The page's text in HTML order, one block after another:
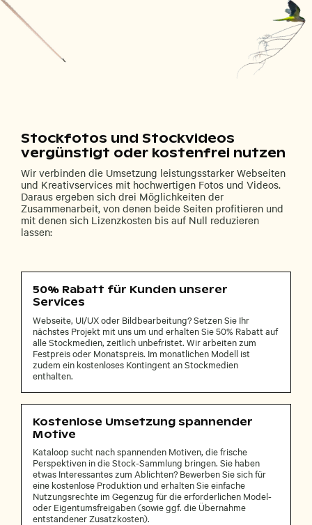
Stockfotos und Stockvideos
vergünstigt oder kostenfrei nutzen
Wir verbinden die Umsetzung leistungsstarker Webseiten
und Kreativservices mit hochwertigen Fotos und Videos.
Daraus ergeben sich drei Möglichkeiten der
Zusammenarbeit, von denen beide Seiten profitieren und
mit denen sich Lizenzkosten bis auf Null reduzieren
lassen:
50% Rabatt für Kunden unserer
Services
Webseite, UI/UX oder Bildbearbeitung? Setzen Sie Ihr
nächstes Projekt mit uns um und erhalten Sie 50% Rabatt auf
alle Stockmedien, zeitlich unbefristet. Wir arbeiten zum
Festpreis oder Monatspreis. Im monatlichen Modell ist
zudem ein kostenloses Kontingent an Stockmedien
enthalten.
Kostenlose Umsetzung spannender
Motive
Kataloop sucht nach spannenden Motiven, die frische
Perspektiven in die Stock-Sammlung bringen. Sie haben
etwas Interessantes zum Ablichten? Bewerben Sie sich für
eine kostenlose Produktion und erhalten Sie einfache
Nutzungsrechte im Gegenzug für die erforderlichen Model-
oder Eigentumsfreigaben (sowie ggf. die Übernahme
entstandener Zusatzkosten).